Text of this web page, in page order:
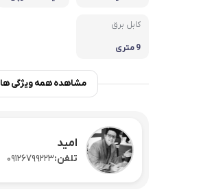
کابل برق
9 متری
مشاهده همه ویژگی ها
امید
تلفن:09126799223